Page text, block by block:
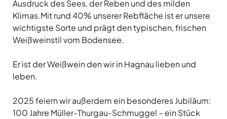
Ausdruck des Sees, der Reben und des milden
Klimas.Mit rund 40% unserer Rebfläche ist er unsere
wichtigste Sorte und prägt den typischen, frischen
Weißweinstil vom Bodensee.
Er ist der Weißwein den wir in Hagnau lieben und
leben.
2025 feiern wir außerdem ein besonderes Jubiläum:
100 Jahre Müller-Thurgau-Schmuggel – ein Stück